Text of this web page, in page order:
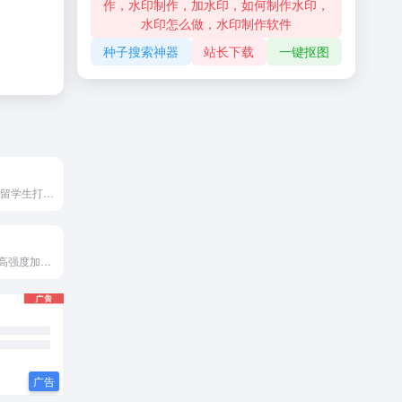
作，水印制作，加水印，如何制作水印，
水印怎么做，水印制作软件
种子搜索神器
站长下载 一键抠图